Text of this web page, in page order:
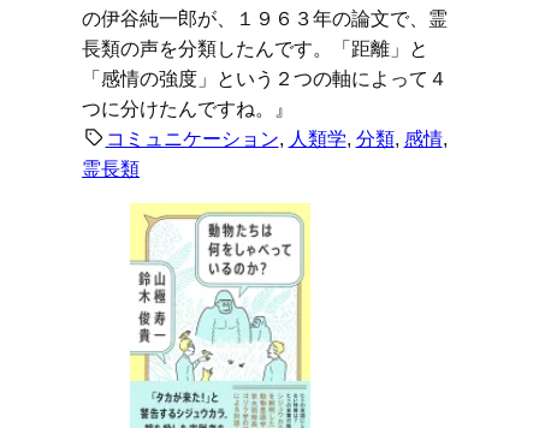
の伊谷純一郎が、１９６３年の論文で、霊
長類の声を分類したんです。「距離」と
「感情の強度」という２つの軸によって４
つに分けたんですね。』
コミュニケーション, 人類学, 分類, 感情
霊長類